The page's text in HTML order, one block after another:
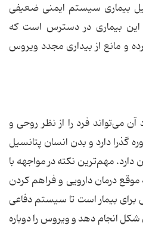
بیماری سیستم ایمنی ضعیفی
بیماری در دسترس است که
و مانع از بیداری مجدد ویروس
می‌تواند فرد را از نظر روحی و
گذرا دارد و بدن انسان پتانسیل
دارد. مهم‌ترین نکته در مواجهه با
درمان دارویی و فراهم کردن
بیمار است تا سیستم دفاعی
شکل انجام دهد و ویروس را دوباره